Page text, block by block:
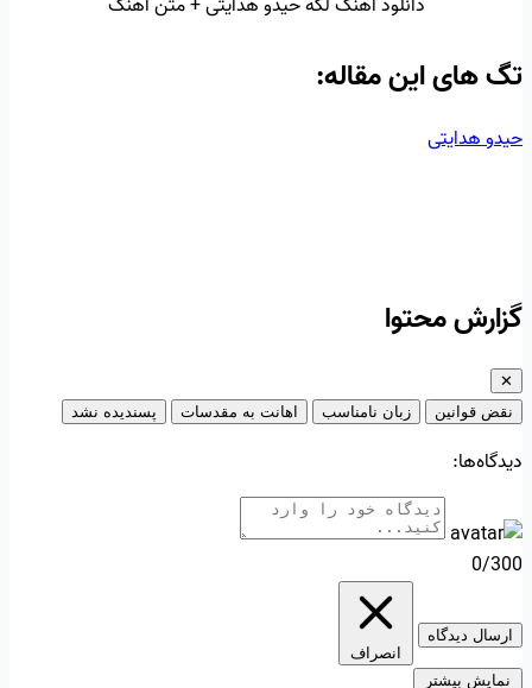
تگ‌ های این مقاله:
حیدو هدایتی
گزارش محتوا
✕
نقض قوانین
زبان نامناسب اهانت به مقدسات پسندیده نشد
دیدگاه‌ها:
0/300
ارسال دیدگاه
انصراف
نمایش بیشتر